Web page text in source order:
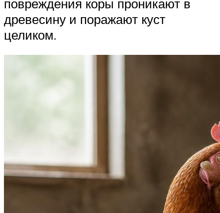
повреждения коры проникают в
древесину и поражают куст
целиком.